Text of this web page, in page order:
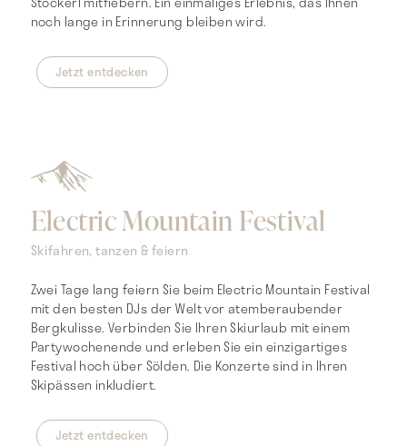
noch lange in Erinnerung bleiben wird.
Jetzt entdecken
Electric Mountain Festival
Skifahren, tanzen & feiern
Zwei Tage lang feiern Sie beim Electric Mountain Festival
mit den besten DJs der Welt vor atemberaubender
Bergkulisse. Verbinden Sie Ihren Skiurlaub mit einem
Partywochenende und erleben Sie ein einzigartiges
Festival hoch über Sölden. Die Konzerte sind in Ihren
Skipässen inkludiert.
Jetzt entdecken